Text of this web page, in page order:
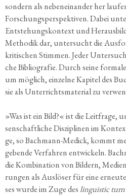
son­dern als neben­ein­an­der her
For­schungs­per­spek­ti­ven. Dabei
Ent­ste­hungs­kon­text und
Metho­dik dar, unter­sucht die
kri­ti­schen Stim­men. Jeder
che Biblio­gra­fie. Durch sei­ne
um mög­lich, ein­zel­ne Kapi­tel des
sie als Unter­richts­ma­te­ri­al zu
»Was ist ein Bild?« ist die Leit­fra­ge,
sen­schaft­li­che Dis­zi­pli­nen im
ge, so Bach­mann-Medick, kommt
ge­ben­de Ver­fah­ren ent­wi­ckeln.
die Kom­bi­na­ti­on von Bil­dern,
run­gen als Aus­lö­ser für eine
ses wur­de im Zuge deslin­gu­i­stic turn